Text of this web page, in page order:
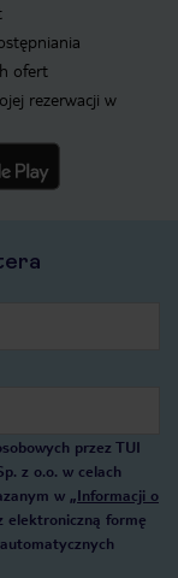
ofert
rezerwacji w
przez TUI
z o.o. w celach
w „Informacji o
elektroniczną formę